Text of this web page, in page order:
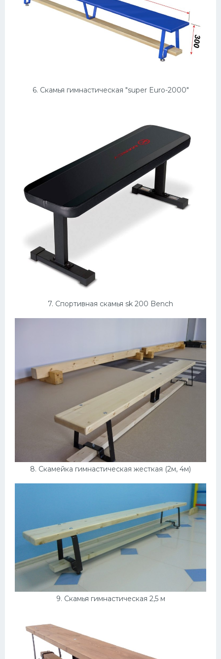
6. Скамья гимнастическая "super Euro-2000"
7. Спортивная скамья sk 200 Bench
8. Скамейка гимнастическая жесткая (2м, 4м)
9. Скамья гимнастическая 2,5 м